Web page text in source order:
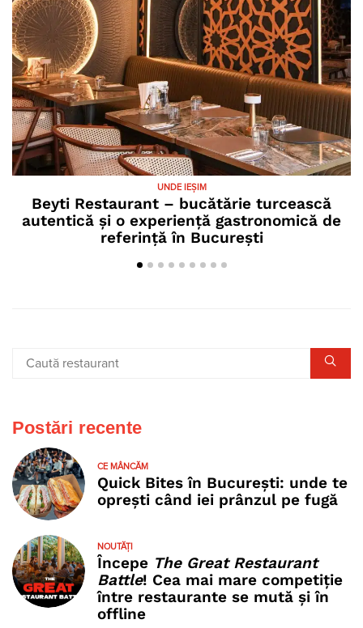
UNDE IEȘIM
Beyti Restaurant – bucătărie turcească
autentică și o experiență gastronomică de
referință în București
Postări recente
CE MÂNCĂM
Quick Bites în București: unde te
oprești când iei prânzul pe fugă
NOUTĂȚI
Începe The Great Restaurant
Battle! Cea mai mare competiție
între restaurante se mută și în
offline